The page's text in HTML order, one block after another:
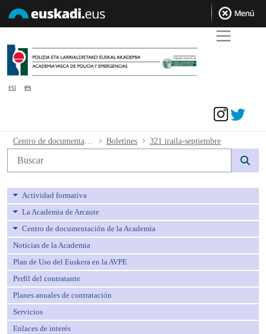
eu
es
321 iraila-septiembre - avpe
Boletines 321 iraila-septiembre
Búsqueda web
Actividad formativa
La Academia de Arcaute
Centro de documentación de la Academia
Noticias de la Academia
Plan de Uso del Euskera en la AVPE
Perfil del contratante
Planes anuales de contratación
Servicios
Enlaces de interés